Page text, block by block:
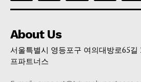
About Us
서울특별시 영등포구 여의대방로65길
프파트너스